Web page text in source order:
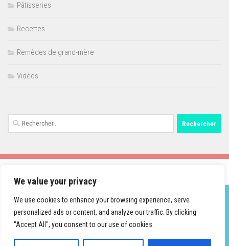
We value your privacy
We use cookies to enhance your browsing experience, serve
personalized ads or content, and analyze our traffic. By clicking
"Accept All", you consent to our use of cookies.
Pâtisseries
Recettes
Remèdes de grand-mère
Vidéos
Rechercher :